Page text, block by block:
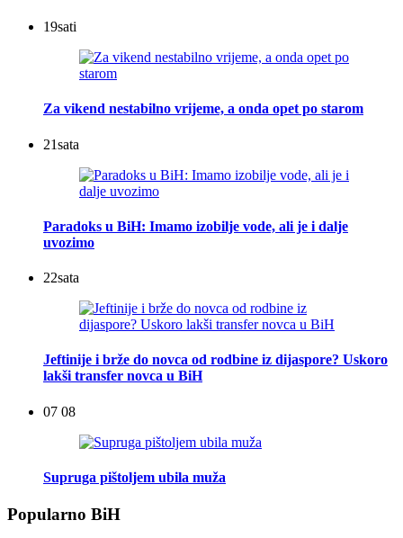
19sati
Za vikend nestabilno vrijeme, a onda opet po starom
21sata
Paradoks u BiH: Imamo izobilje vode, ali je i dalje
uvozimo
22sata
Jeftinije i brže do novca od rodbine iz dijaspore? Uskoro
lakši transfer novca u BiH
07 08
Supruga pištoljem ubila muža
Popularno BiH